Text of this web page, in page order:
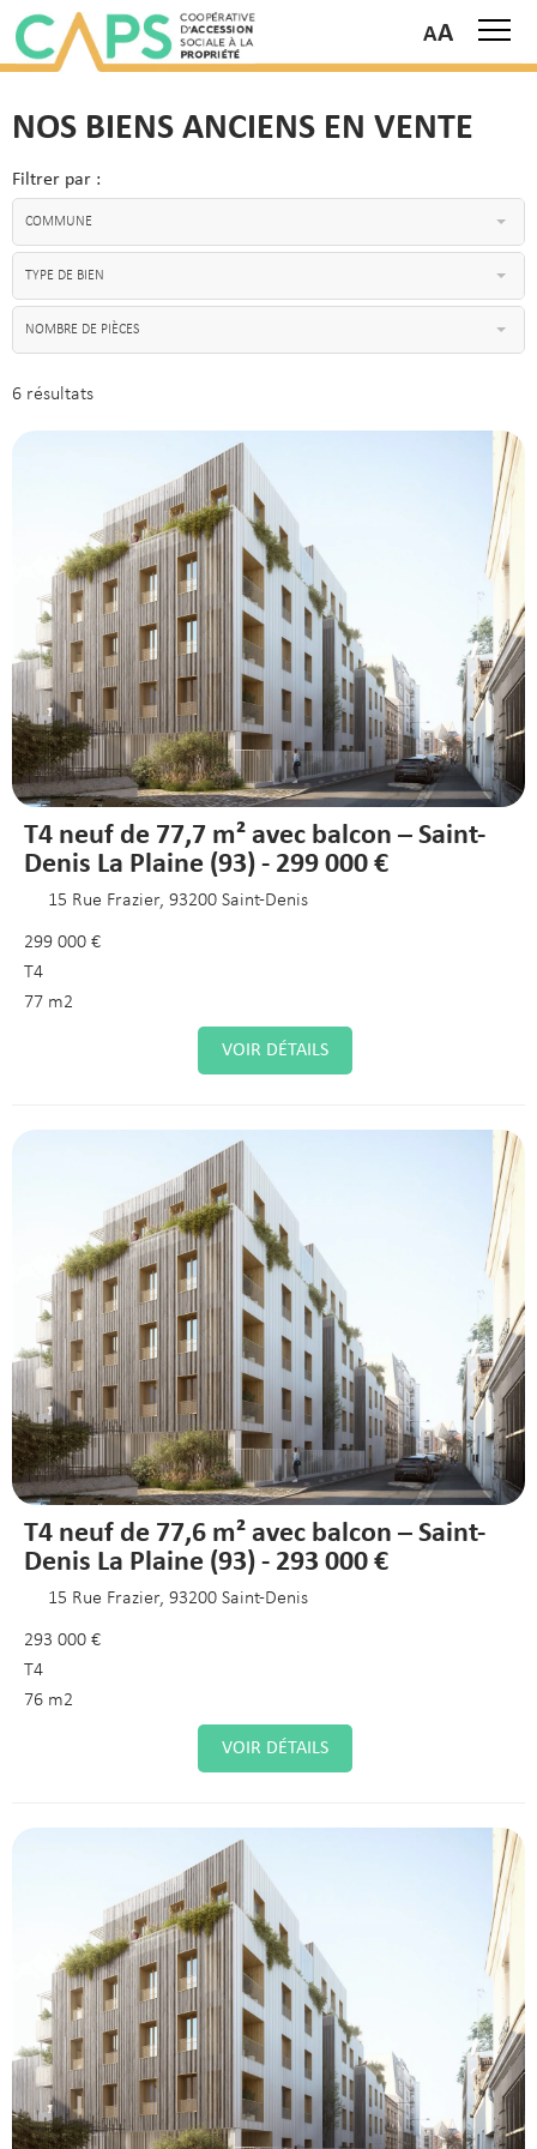
NOS BIENS ANCIENS EN VENTE
Filtrer par :
COMMUNE
TYPE DE BIEN
NOMBRE DE PIÈCES
6 résultats
T4 neuf de 77,7 m² avec balcon – Saint-
Denis La Plaine (93) - 299 000 €
15 Rue Frazier, 93200 Saint-Denis
299 000 €
T4
77 m2
VOIR DÉTAILS
T4 neuf de 77,6 m² avec balcon – Saint-
Denis La Plaine (93) - 293 000 €
15 Rue Frazier, 93200 Saint-Denis
293 000 €
T4
76 m2
VOIR DÉTAILS
A